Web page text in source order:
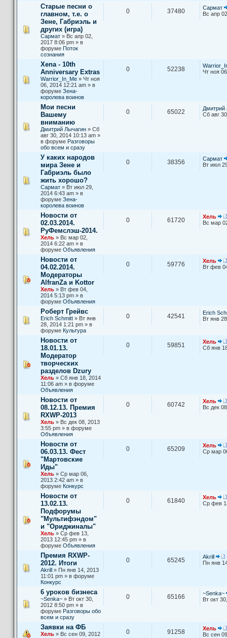
Старые песни о
главном, т.е. о
Зене, Габриэль и
других (игра)
Сармат » Вс апр 02,
2017 8:06 pm » в
форуме Поток
сознания
0 37480
Сармат
Вс апр
Xena - 10th
Anniversary Extras
Warrior_In_Me » Чт ноя
06, 2014 12:21 am » в
форуме Зена-
королева воинов
0 52238
Чт ноя
Мои песни
Вашему
вниманию
Дмитрий Лычагин » Сб
авг 30, 2014 10:13 am »
в форуме Разговоры
обо всем и сразу
0 65022
Дмитрий
Сб авг
У каких народов
мира Зене и
Габриэль было
жить хорошо?
Сармат » Вт июл 29,
2014 6:43 am » в
форуме Зена-
королева воинов
0 38356
Сармат
Вт июл
Новости от
02.03.2014.
РуФемслэш-2014.
Хель » Вс мар 02,
2014 6:22 am » в
форуме Объявления
0 61720
Хель
Вс мар
Новости от
04.02.2014.
Модераторы
AlfranZa и Kottor
Хель » Вт фев 04,
2014 5:13 pm » в
форуме Объявления
0 59776
Хель
Вт фев
Роберт Грейвс
Erich Schmitt » Вт янв
28, 2014 1:21 pm » в
форуме Культура
0 42541
Erich
Вт янв
Новости от
18.01.13.
Модератор
творческих
разделов Dzury
Хель » Сб янв 18, 2014
11:06 am » в форуме
Объявления
0 59851
Хель
Сб янв
Новости от
08.12.13. Премия
RXWP-2013
Хель » Вс дек 08, 2013
3:55 pm » в форуме
Объявления
0 60742
Хель
Вс дек
Новости от
06.03.13. Фест
"Мартовские
Иды"
Хель » Ср мар 06,
2013 2:42 am » в
форуме Конкурс
0 65209
Хель
Ср мар
Новости от
13.02.13.
Подфорумы
"Мультифэндом"
и "Ориджиналы"
Хель » Ср фев 13,
2013 12:45 pm » в
форуме Объявления
0 61840
Хель
Ср фев
Премия RXWP-
2012. Итоги
Akrill » Пн янв 14, 2013
11:01 pm » в форуме
Конкурс
0 65245
Akrill
т
к
Пн янв
6 уроков бизнеса
~Senka~ » Вт окт 30,
2012 8:50 pm » в
форуме Разговоры обо
всем и сразу
0 65166
~Senka~
Вт окт
Заявки на ФБ
Хель » Вс сен 09, 2012
0 91258
Хель
Вс сен